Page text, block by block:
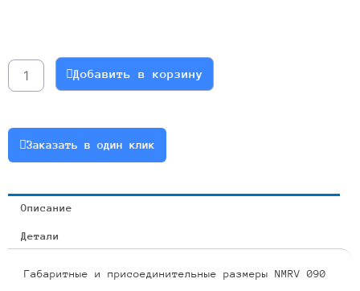
NMRV090-
15-
Добавить в корзину
Заказать в один клик
Описание
Детали
Габаритные и присоединительные размеры NMRV 090